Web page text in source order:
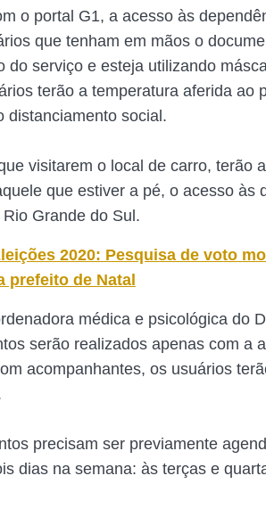
o portal G1, a acesso às
que tenham em mãos o
do serviço e esteja utilizando
terão a temperatura aferida ao
distanciamento social.
visitarem o local de carro, terão
que estiver a pé, o acesso às
Grande do Sul.
2020: Pesquisa de voto
prefeito de Natal
médica e psicológica do
serão realizados apenas com a
acompanhantes, os usuários
precisam ser previamente
dias na semana: às terças e